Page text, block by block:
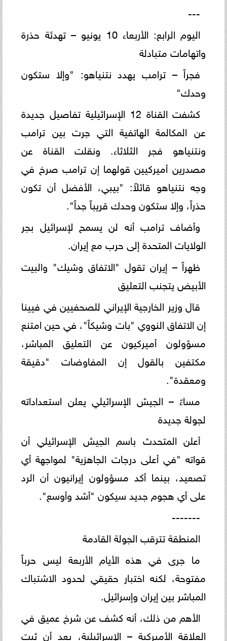
---
اليوم الرابع: الأربعاء 10 يونيو – تهدئة حذرة
واتهامات متبادلة
فجراً – ترامب يهدد نتنياهو: "وإلا ستكون
وحدك"
كشفت القناة 12 الإسرائيلية تفاصيل جديدة
عن المكالمة الهاتفية التي جرت بين ترامب
ونتنياهو فجر الثلاثاء. ونقلت القناة عن
مصدرين أميركيين قولهما إن ترامب صرخ في
وجه نتنياهو قائلاً: "بيبي، الأفضل أن تكون
حذراً، وإلا ستكون وحدك قريباً جداً".
وأضاف ترامب أنه لن يسمح لإسرائيل بجر
الولايات المتحدة إلى حرب مع إيران.
ظهراً – إيران تقول "الاتفاق وشيك" والبيت
الأبيض يتجنب التعليق
قال وزير الخارجية الإيراني للصحفيين في فيينا
إن الاتفاق النووي "بات وشيكاً"، في حين امتنع
مسؤولون أميركيون عن التعليق المباشر،
مكتفين بالقول إن المفاوضات "دقيقة
ومعقدة".
مساءً – الجيش الإسرائيلي يعلن استعداداته
لجولة جديدة
أعلن المتحدث باسم الجيش الإسرائيلي أن
قواته "في أعلى درجات الجاهزية" لمواجهة أي
تصعيد، بينما أكد مسؤولون إيرانيون أن الرد
على أي هجوم جديد سيكون "أشد وأوسع".
-------
المنطقة تترقب الجولة القادمة
ما جرى في هذه الأيام الأربعة ليس حرباً
مفتوحة، لكنه اختبار حقيقي لحدود الاشتباك
المباشر بين إيران وإسرائيل.
الأهم من ذلك، أنه كشف عن شرخ عميق في
العلاقة الأميركية – الإسرائيلية، بعد أن ثبت